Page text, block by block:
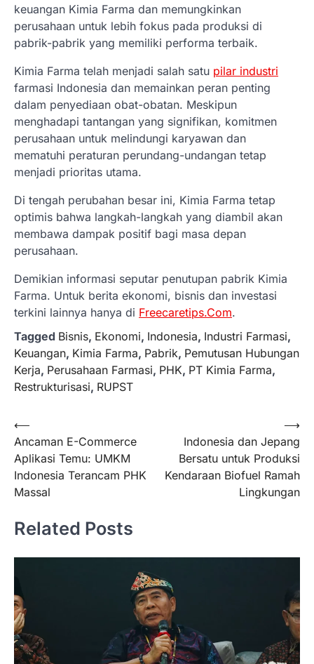
keuangan Kimia Farma dan memungkinkan
perusahaan untuk lebih fokus pada produksi di
pabrik-pabrik yang memiliki performa terbaik.
Kimia Farma telah menjadi salah satu pilar industri
farmasi Indonesia dan memainkan peran penting
dalam penyediaan obat-obatan. Meskipun
menghadapi tantangan yang signifikan, komitmen
perusahaan untuk melindungi karyawan dan
mematuhi peraturan perundang-undangan tetap
menjadi prioritas utama.
Di tengah perubahan besar ini, Kimia Farma tetap
optimis bahwa langkah-langkah yang diambil akan
membawa dampak positif bagi masa depan
perusahaan.
Demikian informasi seputar penutupan pabrik Kimia
Farma. Untuk berita ekonomi, bisnis dan investasi
terkini lainnya hanya di Freecaretips.Com.
Tagged Bisnis, Ekonomi, Indonesia, Industri Farmasi,
Keuangan, Kimia Farma, Pabrik, Pemutusan Hubungan
Kerja, Perusahaan Farmasi, PHK, PT Kimia Farma,
Restrukturisasi, RUPST
Navigasi
pos
⟵
Ancaman E-Commerce
Aplikasi Temu: UMKM
Indonesia Terancam PHK
Massal
Indonesia dan Jepang
Bersatu untuk Produksi
Kendaraan Biofuel Ramah
Lingkungan
⟶
Related Posts